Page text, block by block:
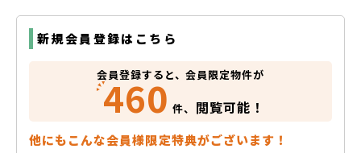
新規会員登録はこちら
会員登録すると、会員限定物件が
460 件、 閲覧可能！
他にもこんな会員様限定特典がございます！